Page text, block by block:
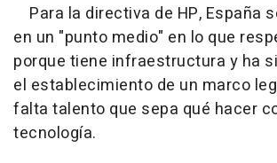
Para la directiva de HP, España
en un "punto medio" en lo que
porque tiene infraestructura y ha
el establecimiento de un marco
falta talento que sepa qué hacer
tecnología.